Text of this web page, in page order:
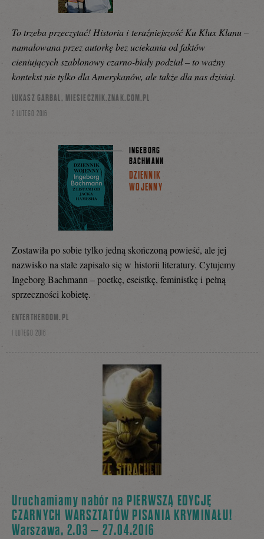
To trzeba przeczytać! Historia i teraźniejszość Ku Klux Klanu –
namalowana przez autorkę bez uciekania od faktów
cieniujących szablonowy czarno-biały podział – to ważny
kontekst nie tylko dla Amerykanów, ale także dla nas dzisiaj.
ŁUKASZ GARBAL, MIESIECZNIK.ZNAK.COM.PL
2 LUTEGO 2016
INGEBORG
BACHMANN
DZIENNIK
WOJENNY
Zostawiła po sobie tylko jedną skończoną powieść, ale jej
nazwisko na stałe zapisało się w historii literatury. Cytujemy
Ingeborg Bachmann – poetkę, eseistkę, feministkę i pełną
sprzeczności kobietę.
ENTERTHEROOM.PL
1 LUTEGO 2016
Uruchamiamy nabór na PIERWSZĄ EDYCJĘ
CZARNYCH WARSZTATÓW PISANIA KRYMINAŁU!
Warszawa, 2.03 – 27.04.2016